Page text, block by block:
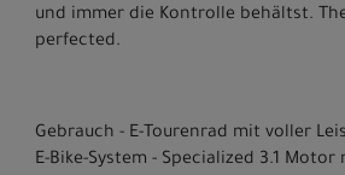
und immer die Kontrolle behältst.
perfected.
Gebrauch - E-Tourenrad mit voller
E-Bike-System - Specialized 3.1 Motor